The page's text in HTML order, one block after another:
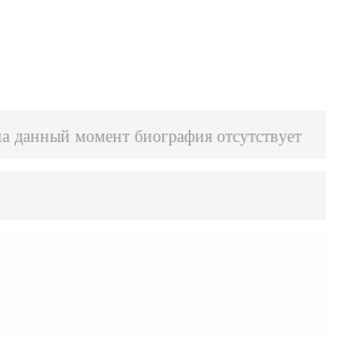
данный момент биография отсутствует